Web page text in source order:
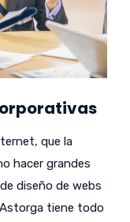
que la
hacer grandes
diseño de webs
tiene todo